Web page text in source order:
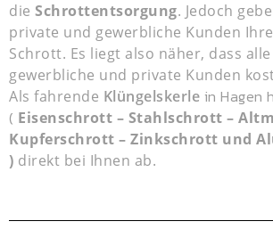
die Schrottentsorgung. Jedoch
private und gewerbliche Kunden
Schrott. Es liegt also näher, dass
gewerbliche und private Kunden
Als fahrende Klüngelskerle in Hagen
( Eisenschrott – Stahlschrott –
Kupferschrott – Zinkschrott und
) direkt bei Ihnen ab.